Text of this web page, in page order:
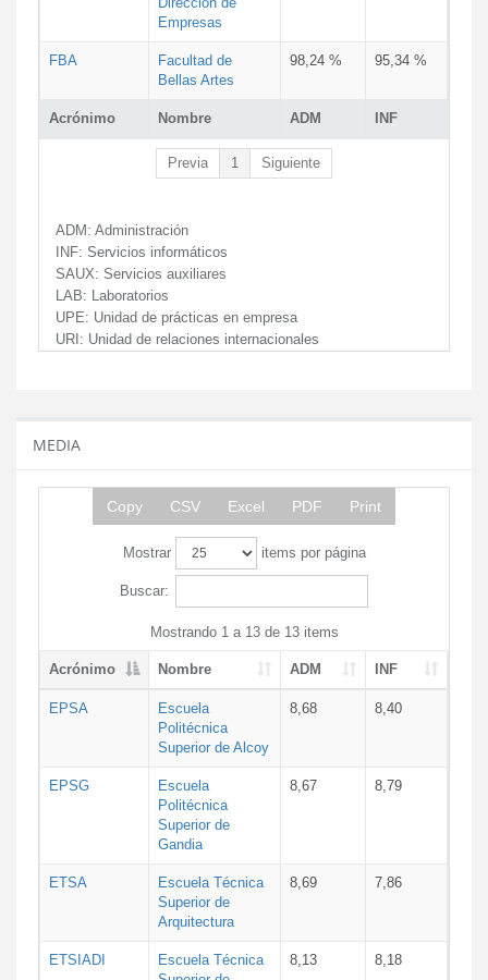
Acrónimo Nombre ADM INF
Empresas
FBA
Facultad de
Bellas Artes
98,24 % 95,34 %
Previa 1 Siguiente
ADM: Administración
INF: Servicios informáticos
SAUX: Servicios auxiliares
LAB: Laboratorios
UPE: Unidad de prácticas en empresa
URI: Unidad de relaciones internacionales
MEDIA
Copy CSV Excel PDF Print
Mostrar items por página
Buscar:
Mostrando 1 a 13 de 13 items
Acrónimo Nombre ADM INF
EPSA
Escuela
Politécnica
Superior de Alcoy
8,68 8,40
EPSG
Escuela
Politécnica
Superior de
Gandia
8,67 8,79
ETSA
Escuela Técnica
Superior de
Arquitectura
8,69 7,86
ETSIADI
Escuela Técnica
8,13 8,18